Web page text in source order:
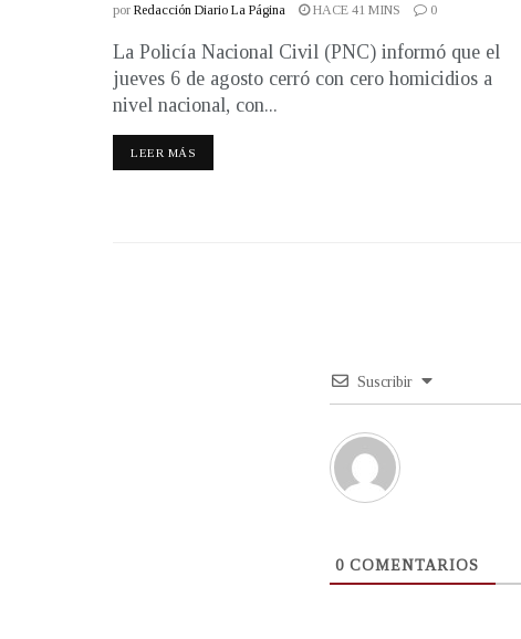
por Redacción Diario La Página HACE 41 MINS 0
La Policía Nacional Civil (PNC) informó que el
jueves 6 de agosto cerró con cero homicidios a
nivel nacional, con...
LEER MÁS
Suscribir
0 COMENTARIOS